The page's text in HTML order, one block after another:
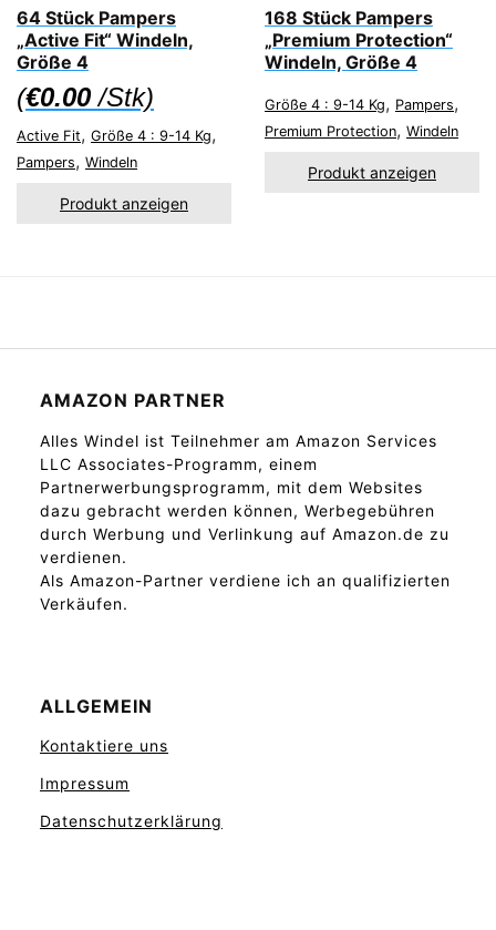
64 Stück Pampers
„Active Fit“ Windeln,
Größe 4
(€0.00 /Stk)
Active Fit, Größe 4 : 9-14 Kg,
Pampers, Windeln
Produkt anzeigen
168 Stück Pampers
„Premium Protection“
Windeln, Größe 4
Größe 4 : 9-14 Kg, Pampers,
Premium Protection, Windeln
Produkt anzeigen
AMAZON PARTNER
Alles Windel ist Teilnehmer am Amazon Services
LLC Associates-Programm, einem
Partnerwerbungsprogramm, mit dem Websites
dazu gebracht werden können, Werbegebühren
durch Werbung und Verlinkung auf Amazon.de zu
verdienen.
Als Amazon-Partner verdiene ich an qualifizierten
Verkäufen.
ALLGEMEIN
Kontaktiere uns
Impressum
Datenschutzerklärung